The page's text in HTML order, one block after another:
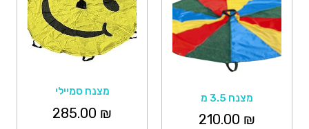
מצנח 3.5 מ
210.00 ₪
מצנח סמיילי
285.00 ₪